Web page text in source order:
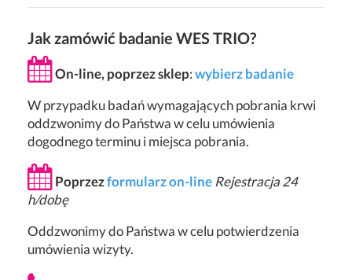
Jak zamówić badanie WES TRIO?
On-line, poprzez sklep:wybierz badanie
W przypadku badań wymagających pobrania krwi
oddzwonimy do Państwa w celu umówienia
dogodnego terminu i miejsca pobrania.
Poprzezformularz on-lineRejestracja 24
h/dobę
Oddzwonimy do Państwa w celu potwierdzenia
umówienia wizyty.